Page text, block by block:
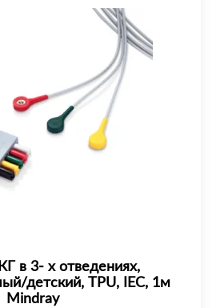
в 3- х отведениях,
детский, TPU, IEC, 1м
Mindray